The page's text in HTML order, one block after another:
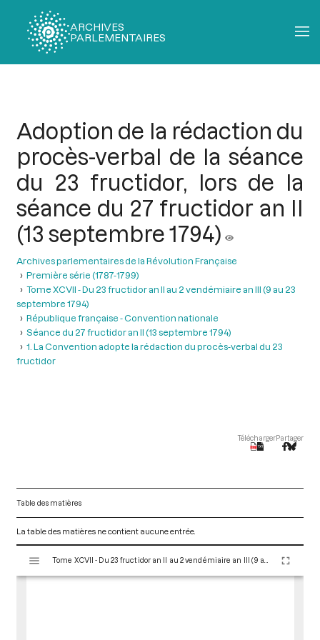
ARCHIVES
PARLEMENTAIRES
Adoption de la rédaction du
procès-verbal de la séance
du 23 fructidor, lors de la
séance du 27 fructidor an II
(13 septembre 1794)
Archives parlementaires de la Révolution Française
Première série (1787-1799)
Tome XCVII - Du 23 fructidor an II au 2 vendémiaire an III (9 au 23
septembre 1794)
République française - Convention nationale
Séance du 27 fructidor an II (13 septembre 1794)
1. La Convention adopte la rédaction du procès-verbal du 23
fructidor
TéléchargerPartager
Table des matières
La table des matières ne contient aucune entrée.
s